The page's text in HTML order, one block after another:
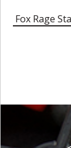
Fox Rage